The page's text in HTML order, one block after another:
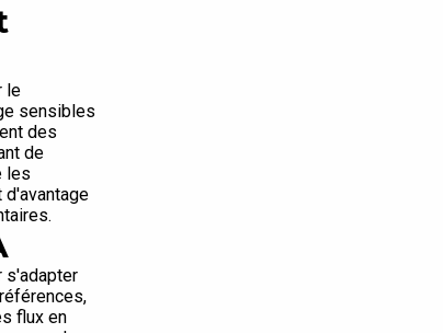
le
sensibles
des
de
les
s'adapter
flux en